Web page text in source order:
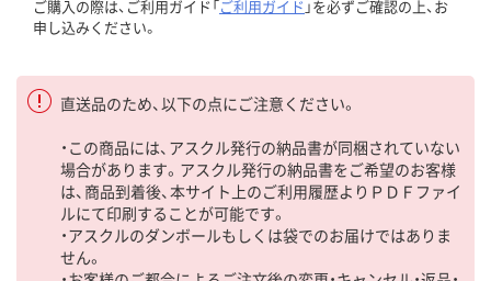
ご購入の際は、ご利用ガイド「ご利用ガイド 」を必ずご確認の上、お
申し込みください。
直送品のため、以下の点にご注意ください。
・この商品には、アスクル発行の納品書が同梱されていない
場合があります。アスクル発行の納品書をご希望のお客様
は、商品到着後、本サイト上のご利用履歴よりＰＤＦファイ
ルにて印刷することが可能です。
・アスクルのダンボールもしくは袋でのお届けではありま
せん。